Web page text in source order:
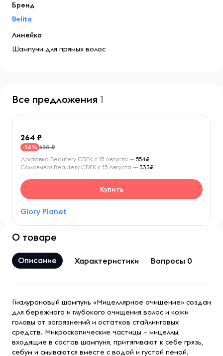
Бренд
Belita
Линейка
Шампуни для прямых волос
Все предложения 1
264
-58% 630 ₽
Glory Planet
Доставка Beautery CDEK с 15 Августа — 554₽
Самовывоз Beautery CDEK с 15 Августа — 333₽
Купить
О товаре
Описание Характеристики Вопросы 0
Гиалуроновый шампунь «Мицеллярное очищение» создан
для бережного и глубокого очищения волос и кожи
головы от загрязнений и остатков стайлинговых
средств. Микроскопические частицы – мицеллы,
входящие в состав шампуня, притягивают к себе грязь,
себум и смываются вместе с водой и густой пеной.